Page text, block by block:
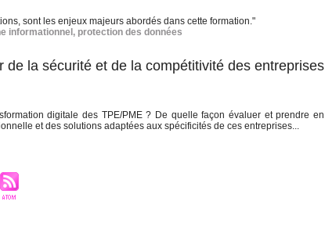
sont les enjeux majeurs abordés dans cette formation."
informationnel , protection des données
de la sécurité et de la compétitivité des entreprises
digitale des TPE/PME ? De quelle façon évaluer et prendre en
et des solutions adaptées aux spécificités de ces entreprises...